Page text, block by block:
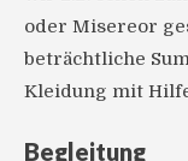
oder Misereor
beträchtliche
Kleidung mit
Begleitung